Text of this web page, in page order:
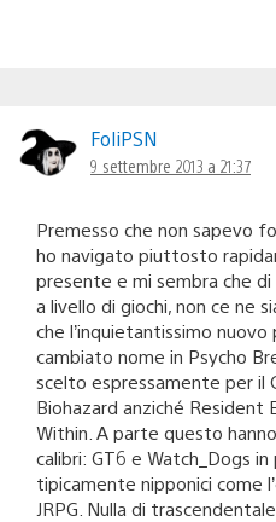
FoliPSN
9 settembre 2013 a 21:37
Premesso che non sapevo
ho navigato piuttosto
presente e mi sembra che
a livello di giochi, non ce ne
che l’inquietantissimo
cambiato nome in Psycho
scelto espressamente per il
Biohazard anziché Resident
Within. A parte questo
calibri: GT6 e Watch_Dogs
tipicamente nipponici come
JRPG. Nulla di